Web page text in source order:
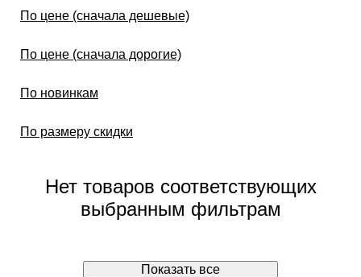
По цене (сначала дешевые)
По цене (сначала дорогие)
По новинкам
По размеру скидки
Нет товаров соответствующих
выбранным фильтрам
Показать все